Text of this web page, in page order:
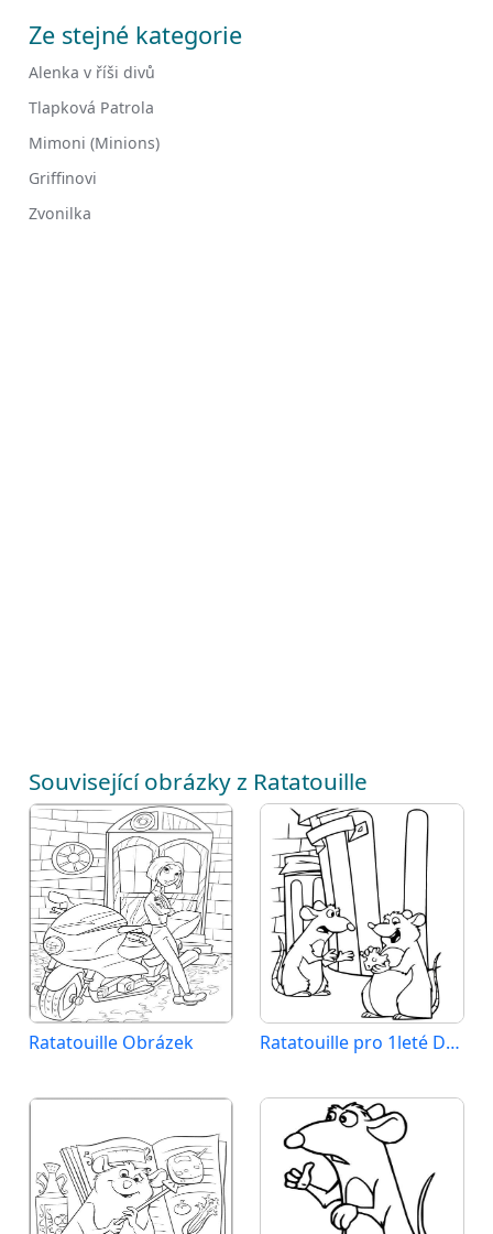
Ze stejné kategorie
Alenka v říši divů
Tlapková Patrola
Mimoni (Minions)
Griffinovi
Zvonilka
Související obrázky z Ratatouille
Ratatouille Obrázek Ratatouille pro 1leté Děti